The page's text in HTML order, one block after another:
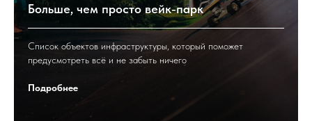
Больше, чем просто вейк-парк
Список объектов инфраструктуры, который поможет
предусмотреть всё и не забыть ничего
Подробнее